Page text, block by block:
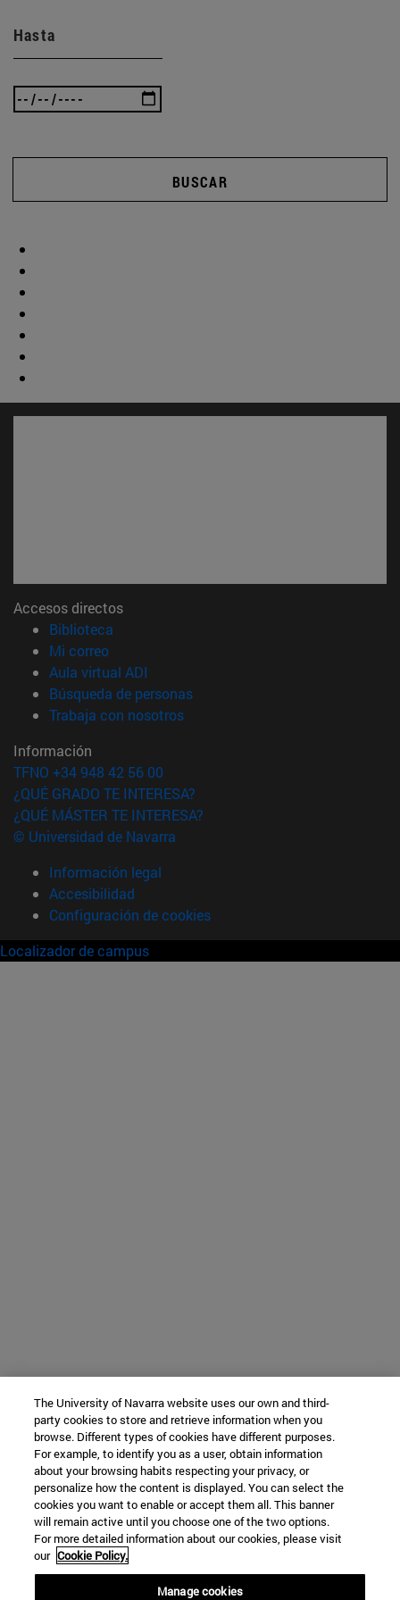
Hasta
BUSCAR
Accesos directos
Biblioteca
Mi correo(abre en nueva ventana)
Aula virtual ADI
Búsqueda de personas(abre en nueva ventana)
Trabaja con nosotros(abre en nueva ventana)
Información
TFNO +34 948 42 56 00
¿QUÉ GRADO TE INTERESA?
¿QUÉ MÁSTER TE INTERESA?
© Universidad de Navarra
Información legal
Accesibilidad
Configuración de cookies
Localizador de campus
The University of Navarra website uses our own and third-
party cookies to store and retrieve information when you
browse. Different types of cookies have different purposes.
For example, to identify you as a user, obtain information
about your browsing habits respecting your privacy, or
personalize how the content is displayed. You can select the
cookies you want to enable or accept them all. This banner
will remain active until you choose one of the two options.
For more detailed information about our cookies, please visit
our Cookie Policy.
Manage cookies